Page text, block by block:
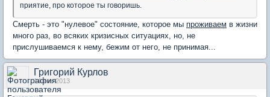
приятие, про которое ты говоришь.
Смерть - это "нулевое" состояние, которое мы проживаем в жизни
много раз, во всяких кризисных ситуациях, но, не
прислушиваемся к нему, бежим от него, не принимая...
Григорий Курлов
14 янв 2013